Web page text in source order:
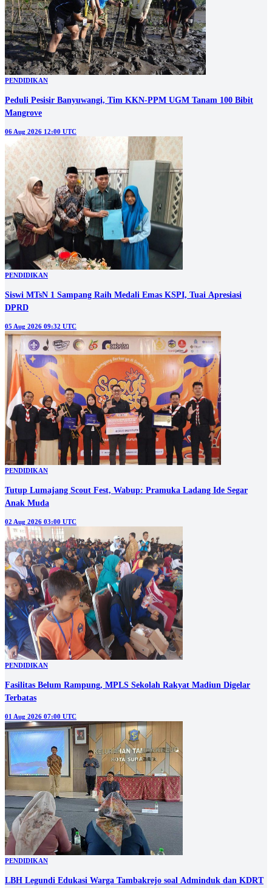
PENDIDIKAN
Peduli Pesisir Banyuwangi, Tim KKN-PPM UGM Tanam 100 Bibit
Mangrove
06 Aug 2026 12:00 UTC
PENDIDIKAN
Siswi MTsN 1 Sampang Raih Medali Emas KSPI, Tuai Apresiasi
DPRD
05 Aug 2026 09:32 UTC
PENDIDIKAN
Tutup Lumajang Scout Fest, Wabup: Pramuka Ladang Ide Segar
Anak Muda
02 Aug 2026 03:00 UTC
PENDIDIKAN
Fasilitas Belum Rampung, MPLS Sekolah Rakyat Madiun Digelar
Terbatas
01 Aug 2026 07:00 UTC
PENDIDIKAN
LBH Legundi Edukasi Warga Tambakrejo soal Adminduk dan KDRT